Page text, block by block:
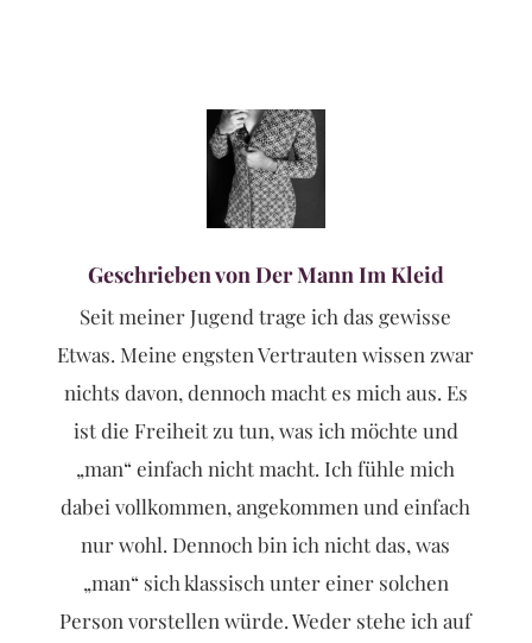
Geschrieben von Der Mann Im Kleid
Seit meiner Jugend trage ich das gewisse
Etwas. Meine engsten Vertrauten wissen zwar
nichts davon, dennoch macht es mich aus. Es
ist die Freiheit zu tun, was ich möchte und
„man“ einfach nicht macht. Ich fühle mich
dabei vollkommen, angekommen und einfach
nur wohl. Dennoch bin ich nicht das, was
„man“ sich klassisch unter einer solchen
Person vorstellen würde. Weder stehe ich auf